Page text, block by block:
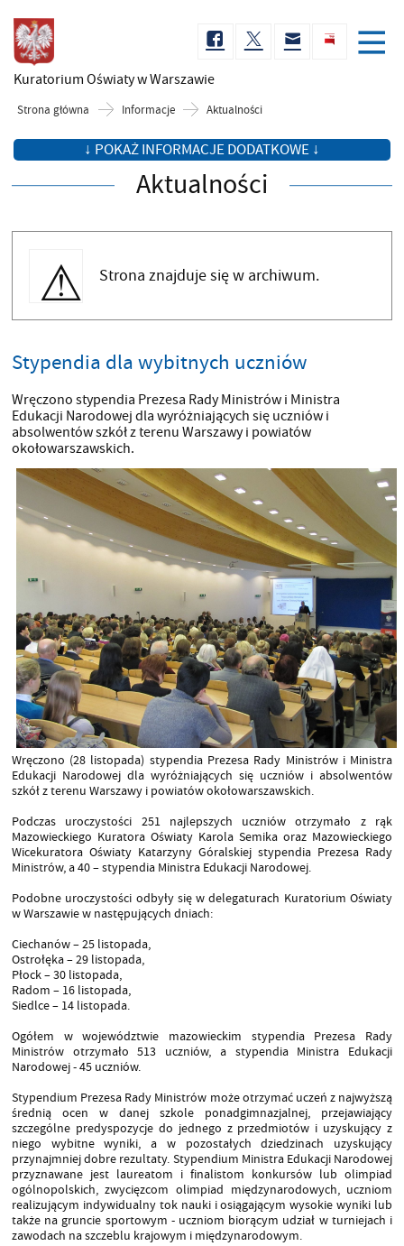
Kuratorium Oświatyw Warszawie
Strona główna Informacje Aktualności
↓ POKAŻ INFORMACJE DODATKOWE ↓
Aktualności
Strona znajduje się w archiwum.
Stypendia dla wybitnych uczniów
Wręczono stypendia Prezesa Rady Ministrów i Ministra
Edukacji Narodowej dla wyróżniających się uczniów i
absolwentów szkół z terenu Warszawy i powiatów
okołowarszawskich.
Wręczono (28 listopada) stypendia Prezesa Rady Ministrów i Ministra
Edukacji Narodowej dla wyróżniających się uczniów i absolwentów
szkół z terenu Warszawy i powiatów okołowarszawskich.
Podczas uroczystości 251 najlepszych uczniów otrzymało z rąk
Mazowieckiego Kuratora Oświaty Karola Semika oraz Mazowieckiego
Wicekuratora Oświaty Katarzyny Góralskiej stypendia Prezesa Rady
Ministrów, a 40 – stypendia Ministra Edukacji Narodowej.
Podobne uroczystości odbyły się w delegaturach Kuratorium Oświaty
w Warszawie w następujących dniach:
Ciechanów – 25 listopada,
Ostrołęka – 29 listopada,
Płock – 30 listopada,
Radom – 16 listopada,
Siedlce – 14 listopada.
Ogółem w województwie mazowieckim stypendia Prezesa Rady
Ministrów otrzymało 513 uczniów, a stypendia Ministra Edukacji
Narodowej - 45 uczniów.
Stypendium Prezesa Rady Ministrów może otrzymać uczeń z najwyższą
średnią ocen w danej szkole ponadgimnazjalnej, przejawiający
szczególne predyspozycje do jednego z przedmiotów i uzyskujący z
niego wybitne wyniki, a w pozostałych dziedzinach uzyskujący
przynajmniej dobre rezultaty. Stypendium Ministra Edukacji Narodowej
przyznawane jest laureatom i finalistom konkursów lub olimpiad
ogólnopolskich, zwycięzcom olimpiad międzynarodowych, uczniom
realizującym indywidualny tok nauki i osiągającym wysokie wyniki lub
także na gruncie sportowym - uczniom biorącym udział w turniejach i
zawodach na szczeblu krajowym i międzynarodowym.